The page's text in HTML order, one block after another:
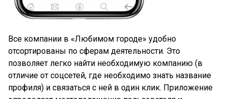
Все компании в «Любимом городе» удобно
отсортированы по сферам деятельности. Это
позволяет легко найти необходимую компанию (в
отличие от соцсетей, где необходимо знать название
профиля) и связаться с ней в один клик. Приложение